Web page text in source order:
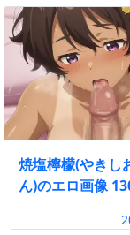
焼塩檸檬(やきし
ん)のエロ画像